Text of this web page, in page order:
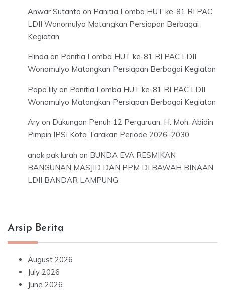
Anwar Sutanto on Panitia Lomba HUT ke-81 RI PAC
LDII Wonomulyo Matangkan Persiapan Berbagai
Kegiatan
Elinda on Panitia Lomba HUT ke-81 RI PAC LDII
Wonomulyo Matangkan Persiapan Berbagai Kegiatan
Papa lily on Panitia Lomba HUT ke-81 RI PAC LDII
Wonomulyo Matangkan Persiapan Berbagai Kegiatan
Ary on Dukungan Penuh 12 Perguruan, H. Moh. Abidin
Pimpin IPSI Kota Tarakan Periode 2026–2030
anak pak lurah on BUNDA EVA RESMIKAN
BANGUNAN MASJID DAN PPM DI BAWAH BINAAN
LDII BANDAR LAMPUNG
Arsip Berita
August 2026
July 2026
June 2026